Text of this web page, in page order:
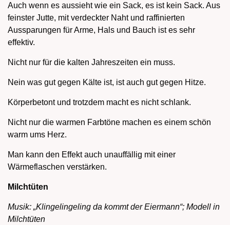
Auch wenn es aussieht wie ein Sack, es ist kein Sack. Aus
feinster Jutte, mit verdeckter Naht und raffinierten
Aussparungen für Arme, Hals und Bauch ist es sehr
effektiv.
Nicht nur für die kalten Jahreszeiten ein muss.
Nein was gut gegen Kälte ist, ist auch gut gegen Hitze.
Körperbetont und trotzdem macht es nicht schlank.
Nicht nur die warmen Farbtöne machen es einem schön
warm ums Herz.
Man kann den Effekt auch unauffällig mit einer
Wärmeflaschen verstärken.
Milchtüten
Musik: „Klingelingeling da kommt der Eiermann“; Modell in
Milchtüten